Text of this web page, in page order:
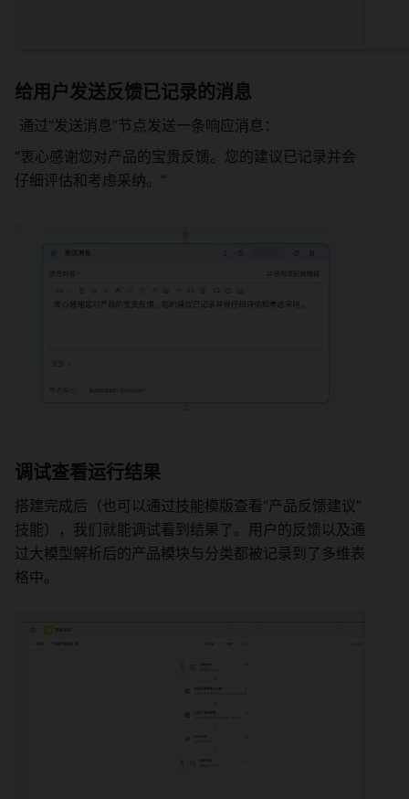
给用户发送反馈已记录的消息
通过“发送消息”节点发送一条响应消息：
“衷心感谢您对产品的宝贵反馈。您的建议已记录并会
仔细评估和考虑采纳。”
调试查看运行结果
搭建完成后（也可以通过技能模版查看“产品反馈建议”
技能），我们就能调试看到结果了。用户的反馈以及通
过大模型解析后的产品模块与分类都被记录到了多维表
格中。